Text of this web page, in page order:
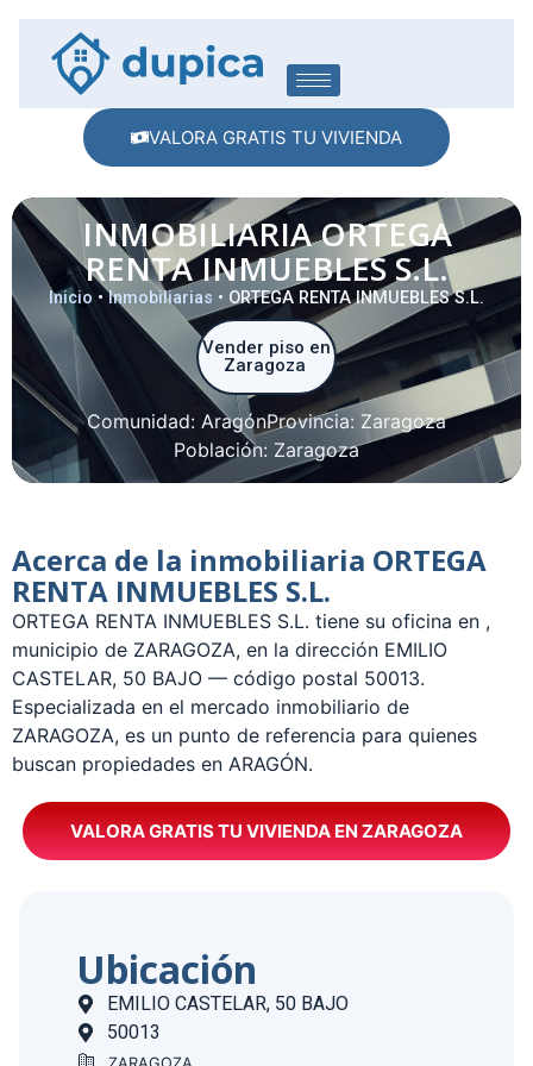
VALORA GRATIS TU VIVIENDA
INMOBILIARIA ORTEGA
RENTA INMUEBLES S.L.
Inicio •Inmobiliarias • ORTEGA RENTA INMUEBLES S.L.
Vender piso en
Zaragoza
Comunidad: AragónProvincia: Zaragoza
Población: Zaragoza
Acerca de la inmobiliaria ORTEGA
RENTA INMUEBLES S.L.
­ORTEGA RENTA INMUEBLES S.L. tiene su oficina en ,
municipio de ZARAGOZA, en la dirección EMILIO
CASTELAR, 50 BAJO — código postal 50013.
Especializada en el mercado inmobiliario de
ZARAGOZA, es un punto de referencia para quienes
buscan propiedades en ARAGÓN.
VALORA GRATIS TU VIVIENDA EN ZARAGOZA
Ubicación
EMILIO CASTELAR, 50 BAJO
50013